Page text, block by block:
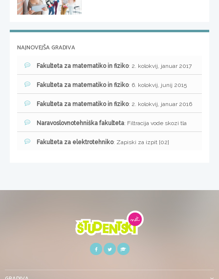
NAJNOVEJŠA GRADIVA
Fakulteta za matematiko in fiziko: 2. kolokvij, januar 2017
Fakulteta za matematiko in fiziko: 6. kolokvij, junij 2015
Fakulteta za matematiko in fiziko: 2. kolokvij, januar 2016
Naravoslovnotehniška fakulteta: Filtracija vode skozi tla
Fakulteta za elektrotehniko: Zapiski za izpit [02]